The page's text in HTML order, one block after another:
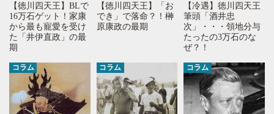
【徳川四天王】BLで
16万石ゲット！家康
から最も寵愛を受け
た「井伊直政」の最
期
【徳川四天王】「お
でき」で落命？！榊
原康政の最期
【冷遇】徳川四天王
筆頭「酒井忠
次」・・・領地分与
たったの3万石のな
ぜ？！
コラム コラム コラム